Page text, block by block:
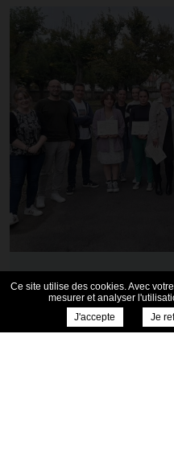
Félicitation du
3 juillet 2021
Chaque fin de
Ce site utilise des cookies. Avec
mesurer et analyser
J'accepte
Je